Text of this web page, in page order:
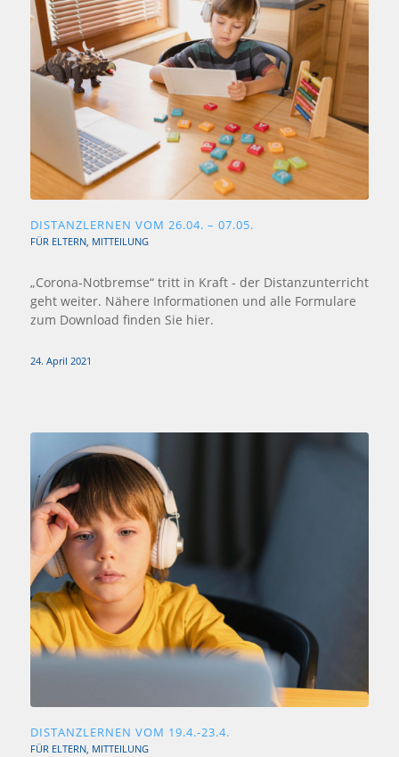
DISTANZLERNEN VOM 26.04. – 07.05.
FÜR ELTERN, MITTEILUNG
„Corona-Notbremse“ tritt in Kraft - der Distanzunterricht
geht weiter. Nähere Informationen und alle Formulare
zum Download finden Sie hier.
24. April 2021
DISTANZLERNEN VOM 19.4.-23.4.
FÜR ELTERN, MITTEILUNG